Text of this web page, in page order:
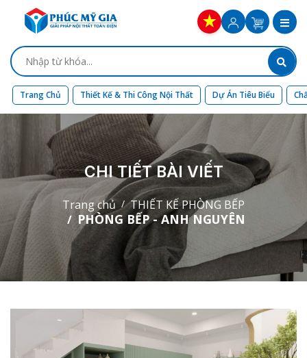
Trang Chủ Thiết Kế & Thi Công Nội Thất Dự Án Tiêu Biểu
CHI TIẾT BÀI VIẾT
Trang chủ THIẾT KẾ PHÒNG BẾP
PHÒNG BẾP - ANH NGUYÊN